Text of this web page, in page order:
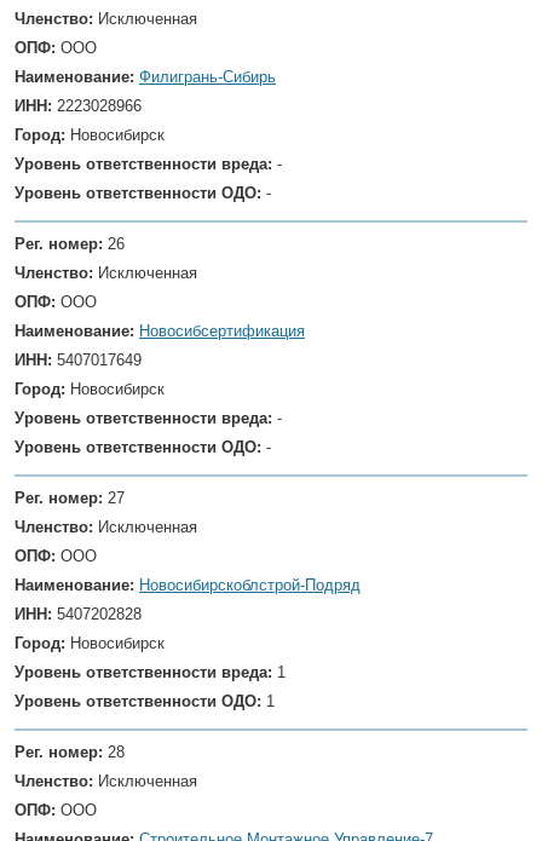
Членство: Исключенная
ОПФ: ООО
Наименование: Филигрань-Сибирь
ИНН: 2223028966
Город: Новосибирск
Уровень ответственности вреда: -
Уровень ответственности ОДО: -
Рег. номер: 26
Членство: Исключенная
ОПФ: ООО
Наименование: Новосибсертификация
ИНН: 5407017649
Город: Новосибирск
Уровень ответственности вреда: -
Уровень ответственности ОДО: -
Рег. номер: 27
Членство: Исключенная
ОПФ: ООО
Наименование: Новосибирскоблстрой-Подряд
ИНН: 5407202828
Город: Новосибирск
Уровень ответственности вреда: 1
Уровень ответственности ОДО: 1
Рег. номер: 28
Членство: Исключенная
ОПФ: ООО